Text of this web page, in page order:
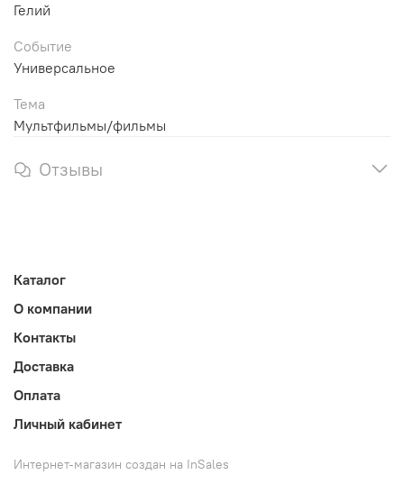
Гелий
Событие
Универсальное
Тема
Мультфильмы/фильмы
Отзывы
Каталог
О компании
Контакты
Доставка
Оплата
Личный кабинет
Интернет-магазин создан на InSales